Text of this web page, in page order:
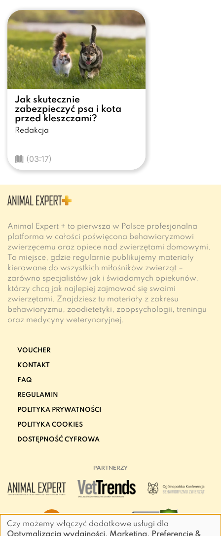
Jak skutecznie
zabezpieczyć psa i kota
przed kleszczami?
Redakcja
(03:17)
Animal Expert + to pierwsza w Polsce profesjonalna
platforma w całości poświęcona behawioryzmowi
zwierzęcemu oraz opiece nad zwierzętami domowymi.
To miejsce, gdzie regularnie publikujemy materiały
kierowane do wszystkich miłośników zwierząt –
zarówno specjalistów jak i świadomych opiekunów,
którzy chcą jak najlepiej zajmować się swoimi
zwierzętami. Znajdziesz tu materiały z zakresu
behawioryzmu, zoodietetyki, zoopsychologii, treningu
oraz medycyny weterynaryjnej.
VOUCHER
KONTAKT
FAQ
REGULAMIN
POLITYKA PRYWATNOŚCI
POLITYKA COOKIES
DOSTĘPNOŚĆ CYFROWA
PARTNERZY
Czy możemy włączyć dodatkowe usługi dla